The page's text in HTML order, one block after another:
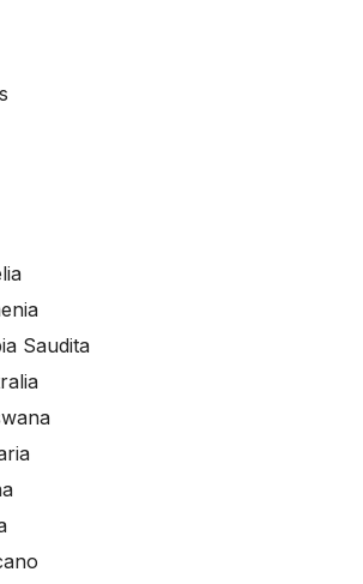
Saudita